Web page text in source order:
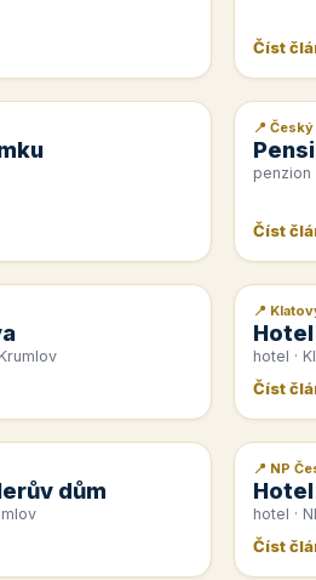
Číst
📰 PR
📍
penzion
Číst
📰 PR
📍
hotel ·
Číst
dům
📰 PR
📍 NP
hotel ·
Číst